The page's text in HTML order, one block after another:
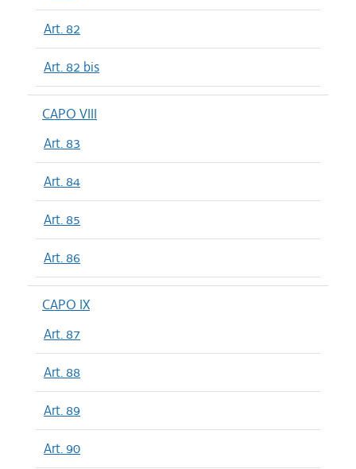
Art. 82
Art. 82 bis
CAPO VIII
Art. 83
Art. 84
Art. 85
Art. 86
CAPO IX
Art. 87
Art. 88
Art. 89
Art. 90